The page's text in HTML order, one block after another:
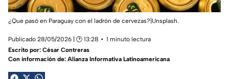
¿Que pasó en Paraguay con el ladrón de cervezas?|Unsplash.
Publicado 28/05/2026 | 🕑 13:28
1 minuto lectura
Escrito por: César Contreras
Con información de: Alianza Informativa Latinoamericana